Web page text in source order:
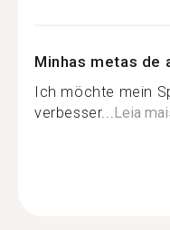
Minhas metas de
Ich möchte mein
verbesser... Leia